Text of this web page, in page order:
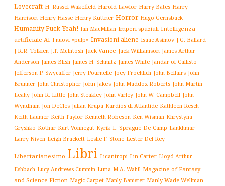
Lovecraft H. Russel Wakefield Harold Lawlor Harry Bates Harry
Harrison Henry Hasse Henry Kuttner Horror Hugo Gernsback
Humanity Fuck Yeah! Ian MacMillan Imperi spaziali Intelligenza
artificiale AI I nuovi «pulp» Invasioni aliene Isaac Asimov J.G. Ballard
J.R.R. Tolkien J.T. McIntosh Jack Vance Jack Williamson James Arthur
Anderson James Blish James H. Schmitz James White Jandar of Callisto
Jefferson P. Swycaffer Jerry Pournelle Joey Froehlich John Bellairs John
Brunner John Christopher John Jakes John Maddox Roberts John Martin
Leahy John R. Little John Steakley John Varley John W. Campbell John
Wyndham Jon DeCles Julian Krupa Kardios di Atlantide Kathleen Resch
Keith Laumer Keith Taylor Kenneth Robeson Ken Wisman Khrystyna
Gryshko Kothar Kurt Vonnegut Kyrik L. Sprague De Camp Lankhmar
Larry Niven Leigh Brackett Leslie F. Stone Lester Del Rey
Libertarianesimo Libri Licantropi Lin Carter Lloyd Arthur
Eshbach Lucy Andrews Cummin Luna M.A. Wahil Magazine of Fantasy
and Science Fiction Magic Carpet Manly Banister Manly Wade Wellman